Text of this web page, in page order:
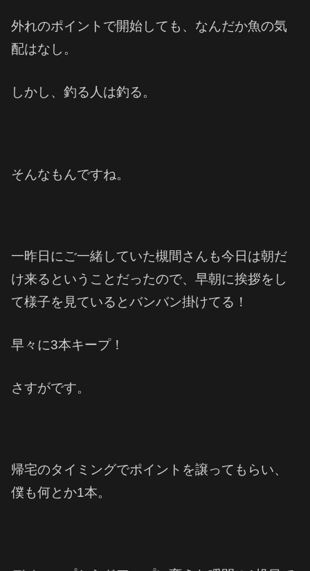
外れのポイントで開始しても、なんだか魚の気
配はなし。
しかし、釣る人は釣る。
そんなもんですね。
一昨日にご一緒していた槻間さんも今日は朝だ
け来るということだったので、早朝に挨拶をし
て様子を見ているとバンバン掛けてる！
早々に3本キープ！
さすがです。
帰宅のタイミングでポイントを譲ってもらい、
僕も何とか1本。